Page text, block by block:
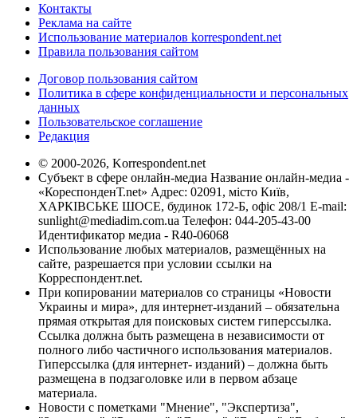
Контакты
Реклама на сайте
Использование материалов korrespondent.net
Правила пользования сайтом
Договор пользования сайтом
Политика в сфере конфиденциальности и персональных
данных
Пользовательское соглашение
Редакция
© 2000-2026, Korrespondent.net
Субъект в сфере онлайн-медиа Название онлайн-медиа -
«КореспонденТ.net» Адрес: 02091, місто Київ,
ХАРКІВСЬКЕ ШОСЕ, будинок 172-Б, офіс 208/1 E-mail:
sunlight@mediadim.com.ua Телефон: 044-205-43-00
Идентификатор медиа - R40-06068
Использование любых материалов, размещённых на
сайте, разрешается при условии ссылки на
Корреспондент.net.
При копировании материалов со страницы «Новости
Украины и мира», для интернет-изданий – обязательна
прямая открытая для поисковых систем гиперссылка.
Ссылка должна быть размещена в независимости от
полного либо частичного использования материалов.
Гиперссылка (для интернет- изданий) – должна быть
размещена в подзаголовке или в первом абзаце
материала.
Новости с пометками "Мнение", "Экспертиза",